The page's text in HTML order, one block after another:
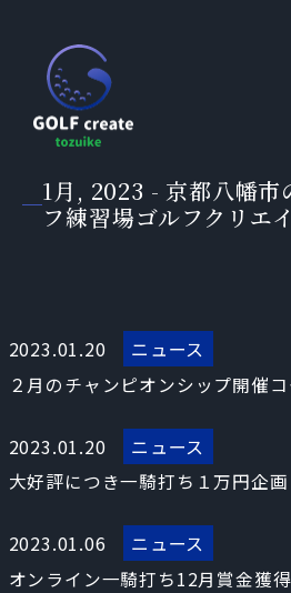
1月, 2023 - 京都八幡市
フ練習場ゴルフクリエ
2023.01.20 ニュース
２月のチャンピオンシップ開催コ
2023.01.20 ニュース
大好評につき一騎打ち１万円企
2023.01.06 ニュース
オンライン一騎打ち12月賞金獲